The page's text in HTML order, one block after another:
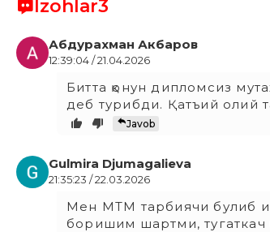
Izohlar3
Абдурахман Акбаров
12:39:04 / 21.04.2026
Битта қонун дипломсиз
деб турибди. Қатъий олий
Javob
Gulmira Djumagalieva
21:35:23 / 22.03.2026
Мен МТМ тарбиячи булиб
боришим шартми,